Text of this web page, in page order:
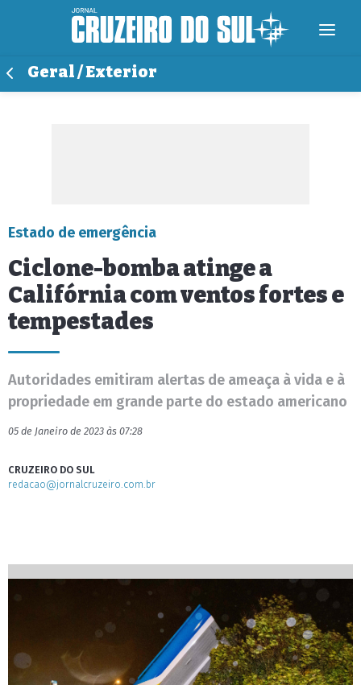
Geral / Exterior
Estado de emergência
Ciclone-bomba atinge a
Califórnia com ventos fortes e
tempestades
Autoridades emitiram alertas de ameaça à vida e à
propriedade em grande parte do estado americano
05 de Janeiro de 2023 às 07:28
CRUZEIRO DO SUL
redacao@jornalcruzeiro.com.br